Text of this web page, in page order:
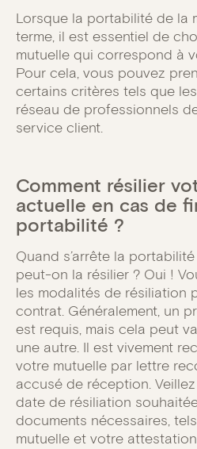
Lorsque la portabilité de la
terme, il est essentiel de
mutuelle qui correspond à
Pour cela, vous pouvez
certains critères tels que
réseau de professionnels
service client.
Comment résilier
actuelle en cas de
portabilité ?
Quand s’arrête la
peut-on la résilier ? Oui !
les modalités de résiliation
contrat. Généralement, un
est requis, mais cela peut
une autre. Il est vivement
votre mutuelle par lettre
accusé de réception.
date de résiliation
documents nécessaires,
mutuelle et votre